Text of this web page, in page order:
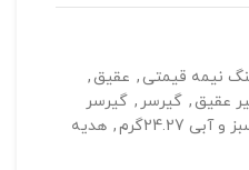
نیمه قیمتی , عقیق,
عقیق, گیرسر , گیرسر
24.27گرم , هدیه